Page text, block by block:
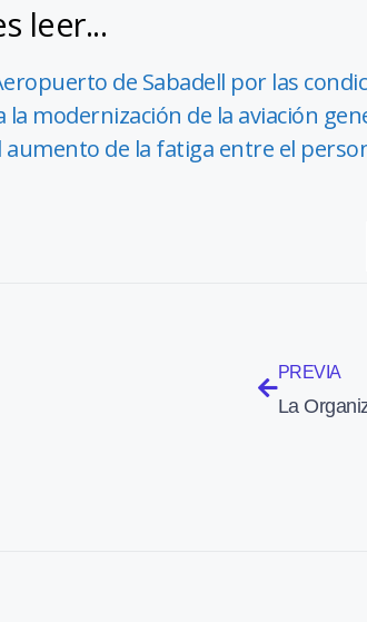
leer...
de Sabadell por las
modernización de la aviación
aumento de la fatiga entre el
PREVIA